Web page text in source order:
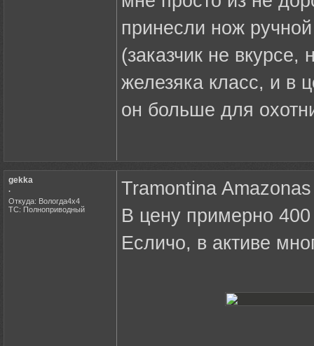
принесли нож
(заказчик не
железяка класс, и в
он больше для
gekka
.
Откуда: Вологда4х4
ТС: Полноприводный
Tramontina
В цену примерно
Есличо, в активе